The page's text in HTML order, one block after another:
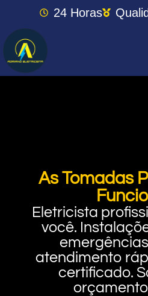
24 Horas
As Tomadas
Eletricista
você.
atendimento
certificado.